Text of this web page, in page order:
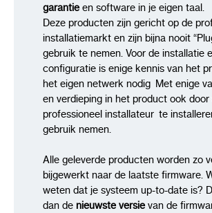
garantieen software in je eigen taal.
Deze producten zijn gericht op de
installatiemarkt en zijn bijna nooit
gebruik te nemen. Voor de installatie
configuratie is enige kennis van het
het eigen netwerk nodig Met enige
en verdieping in het product ook
professioneel installateur te
gebruik nemen.
Alle geleverde producten worden zo
bijgewerkt naar de laatste firmware.
weten dat je systeem up-to-date is?
dan de nieuwste versievan de